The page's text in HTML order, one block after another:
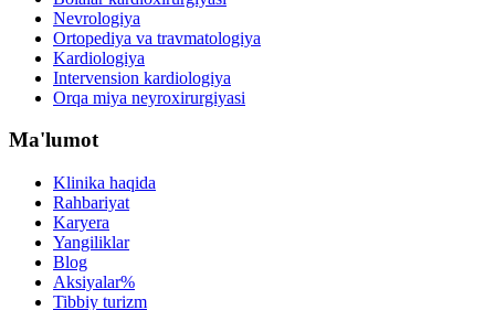
Nevrologiya
Ortopediya va travmatologiya
Kardiologiya
Intervension kardiologiya
Orqa miya neyroxirurgiyasi
Ma'lumot
Klinika haqida
Rahbariyat
Karyera
Yangiliklar
Blog
Aksiyalar%
Tibbiy turizm